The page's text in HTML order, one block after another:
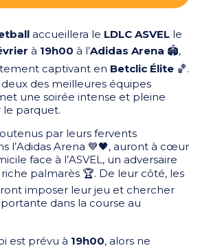
accueillera le LDLC ASVEL le
à 19h00 à l’Adidas Arena 🏟️,
captivant en Betclic Élite 🏀.
des meilleures équipes
une soirée intense et pleine
le parquet.
par leurs fervents
l’Adidas Arena 💙🖤, auront à cœur
face à l’ASVEL, un adversaire
palmarès 🏆. De leur côté, les
imposer leur jeu et chercher
dans la course au
est prévu à 19h00, alors ne